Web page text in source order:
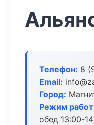
Телефон: 8
Email:
Город:
Режим
обед 13:00-